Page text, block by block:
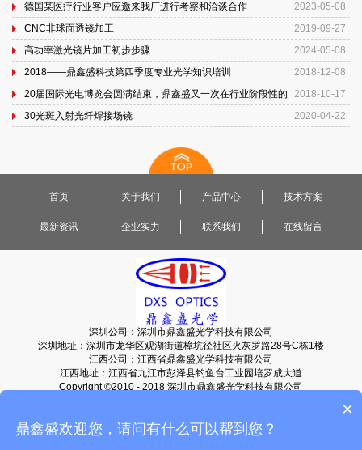
2023-05-08
德国某医疗行业客户应邀来我厂进行考察和洽谈合作
2019-09-27
CNC非球面透镜加工
2024-05-08
高功率激光镜片加工初步步骤
2018-12-08
2018——鼎鑫盛科技第四季度专业光学知识培训
2018-10-17
20届国际光电博览会圆满结束，鼎鑫盛又一次在行业阶段性的
提升...
2020-04-22
30光斑入射光纤焊接场镜
首页 关于我们 产品中心 技术方案
最新资讯 企业实力 联系我们 在线留言
深圳公司：深圳市鼎鑫盛光学科技有限公司
深圳地址：深圳市龙华区观湖街道樟坑径社区火灰罗路28号C栋1楼
江西公司：江西省鼎鑫盛光学科技有限公司
江西地址：江西省九江市彭泽县钓鱼台工业园培罗成大道
Copyright ©2010 - 2018 深圳市鼎鑫盛光学科技有限公司
×
鼎鑫盛欢迎您，请问有什么可以帮到您？‌